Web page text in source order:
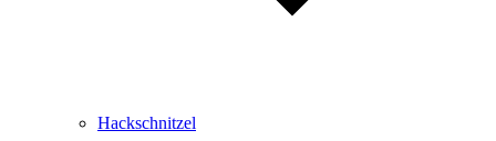
Hackschnitzel